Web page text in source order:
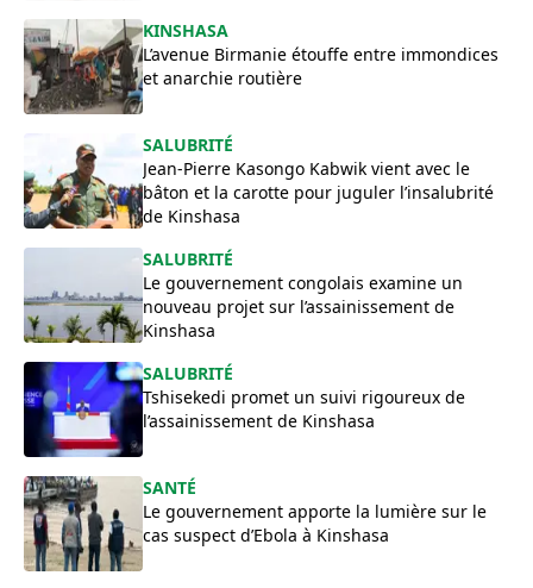
​KINSHASA
L’avenue Birmanie étouffe entre immondices
et anarchie routière
SALUBRITÉ
Jean-Pierre Kasongo Kabwik vient avec le
bâton et la carotte pour juguler l’insalubrité
de Kinshasa
SALUBRITÉ
Le gouvernement congolais examine un
nouveau projet sur l’assainissement de
Kinshasa
SALUBRITÉ
Tshisekedi promet un suivi rigoureux de
l’assainissement de Kinshasa
SANTÉ
Le gouvernement apporte la lumière sur le
cas suspect d’Ebola à Kinshasa